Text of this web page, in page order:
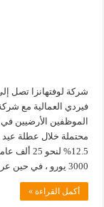
شركة لوفتهانزا تصل
فيردي العمالية مع
الموظفين الأرضيين
محتملة خلال عطلة عيد
12.5%
3000 يورو ، في حين عرضت …
أكمل القراءة »